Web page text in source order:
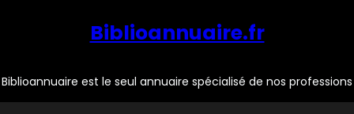
Biblioannuaire.fr
Biblioannuaire est le seul annuaire spécialisé de nos professions